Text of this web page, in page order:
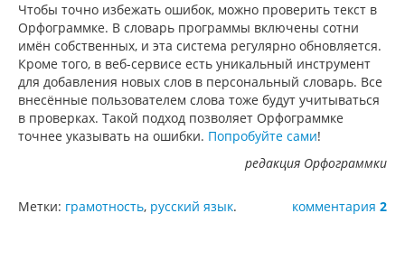
Чтобы точно избежать ошибок, можно проверить текст в
Орфограммке. В словарь программы включены сотни
имён собственных, и эта система регулярно обновляется.
Кроме того, в веб-сервисе есть уникальный инструмент
для добавления новых слов в персональный словарь. Все
внесённые пользователем слова тоже будут учитываться
в проверках. Такой подход позволяет Орфограммке
точнее указывать на ошибки. Попробуйте сами!
редакция Орфограммки
комментария 2
Метки: грамотность, русский язык.